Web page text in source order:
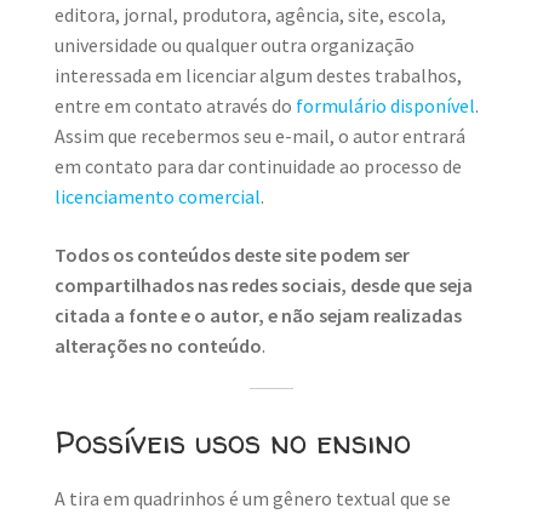
editora, jornal, produtora, agência, site, escola,
universidade ou qualquer outra organização
interessada em licenciar algum destes trabalhos,
entre em contato através do formulário disponível.
Assim que recebermos seu e-mail, o autor entrará
em contato para dar continuidade ao processo de
licenciamento comercial.
Todos os conteúdos deste site podem ser
compartilhados nas redes sociais, desde que seja
citada a fonte e o autor, e não sejam realizadas
alterações no conteúdo.
Possíveis usos no ensino
A tira em quadrinhos é um gênero textual que se